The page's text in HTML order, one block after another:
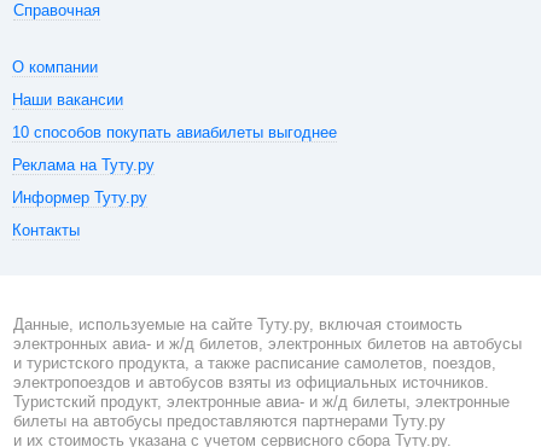
Справочная
О компании
Наши вакансии
10 способов покупать авиабилеты выгоднее
Реклама на Туту.ру
Информер Туту.ру
Контакты
Данные, используемые на сайте Туту.ру, включая стоимость
электронных авиа- и ж/д билетов, электронных билетов на автобусы
и туристского продукта, а также расписание самолетов, поездов,
электропоездов и автобусов взяты из официальных источников.
Туристский продукт, электронные авиа- и ж/д билеты, электронные
билеты на автобусы предоставляются партнерами Туту.ру
и их стоимость указана с учетом сервисного сбора Туту.ру.